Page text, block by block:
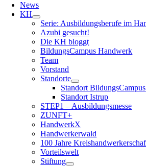
News
KH
Serie: Ausbildungsberufe im
Azubi gesucht!
Die KH bloggt
BildungsCampus Handwerk
Team
Vorstand
Standorte
Standort
Standort Istrup
STEP1 – Ausbildungsmesse
ZUNFT+
HandwerkX
Handwerkerwald
100 Jahre
Vorteilswelt
Stiftung